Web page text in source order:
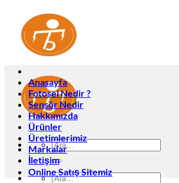
Ara:
Ara:
Anasayfa
Fotosel Nedir ?
Sensör Nedir
Hakkımızda
Ürünler
Üretimlerimiz
Markalar
İletişim
Online Satış Sitemiz